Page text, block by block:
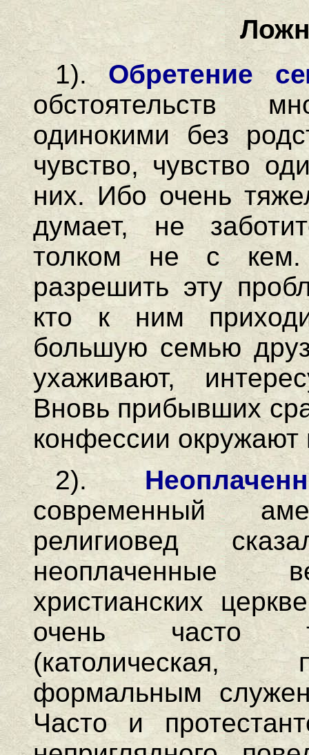
1). Обретение
обстоятельств
одинокими без
чувство, чувство
них. Ибо очень
думает, не
толком не с
разрешить эту
кто к ним
большую семью
ухаживают,
Вновь прибывших
конфессии
2).
современный
религиовед
неоплаченные
христианских
очень часто
(католическая,
формальным
Часто и